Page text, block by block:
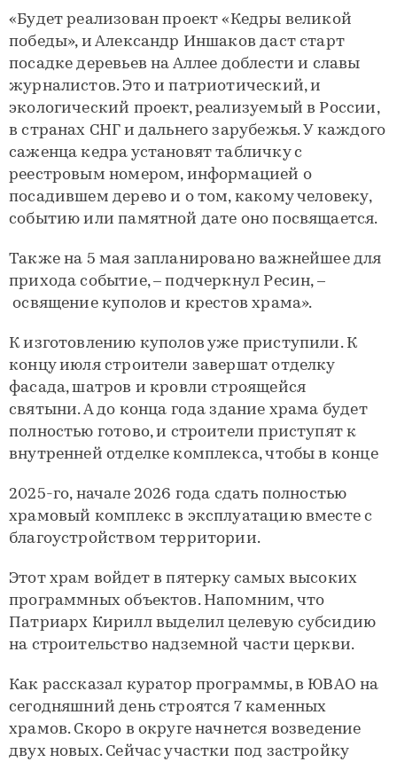
«Будет реализован проект «Кедры великой
победы», и Александр Иншаков даст старт
посадке деревьев на Аллее доблести и славы
журналистов. Это и патриотический, и
экологический проект, реализуемый в России,
в странах СНГ и дальнего зарубежья. У каждого
саженца кедра установят табличку с
реестровым номером, информацией о
посадившем дерево и о том, какому человеку,
событию или памятной дате оно посвящается.
Также на 5 мая запланировано важнейшее для
прихода событие, – подчеркнул Ресин, –
освящение куполов и крестов храма».
К изготовлению куполов уже приступили. К
концу июля строители завершат отделку
фасада, шатров и кровли строящейся
святыни. А до конца года здание храма будет
полностью готово, и строители приступят к
внутренней отделке комплекса, чтобы в конце
2025-го, начале 2026 года сдать полностью
храмовый комплекс в эксплуатацию вместе с
благоустройством территории.
Этот храм войдет в пятерку самых высоких
программных объектов. Напомним, что
Патриарх Кирилл выделил целевую субсидию
на строительство надземной части церкви.
Как рассказал куратор программы, в ЮВАО на
сегодняшний день строятся 7 каменных
храмов. Скоро в округе начнется возведение
двух новых. Сейчас участки под застройку